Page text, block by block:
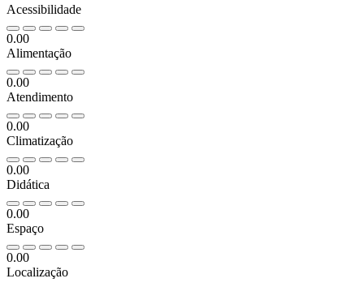
Acessibilidade
0.00
Alimentação
0.00
Atendimento
0.00
Climatização
0.00
Didática
0.00
Espaço
0.00
Localização